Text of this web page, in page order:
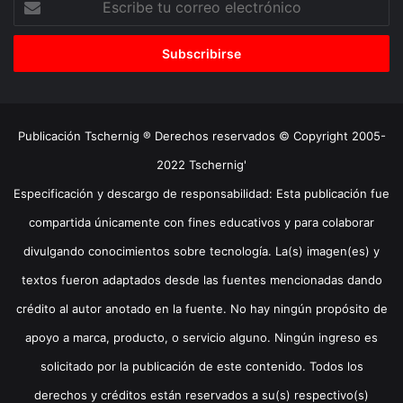
correo
Publicación Tschernig ® Derechos reservados © Copyright 2005-
2022 Tschernig'
Especificación y descargo de responsabilidad: Esta publicación fue
compartida únicamente con fines educativos y para colaborar
divulgando conocimientos sobre tecnología. La(s) imagen(es) y
textos fueron adaptados desde las fuentes mencionadas dando
crédito al autor anotado en la fuente. No hay ningún propósito de
apoyo a marca, producto, o servicio alguno. Ningún ingreso es
solicitado por la publicación de este contenido. Todos los
derechos y créditos están reservados a su(s) respectivo(s)